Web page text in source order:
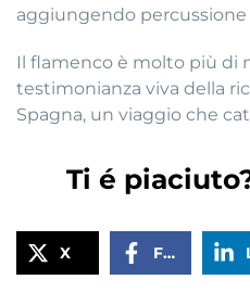
aggiungendo percussione
Il flamenco è molto più di
testimonianza viva della
Spagna, un viaggio che
Ti é
X Facebook